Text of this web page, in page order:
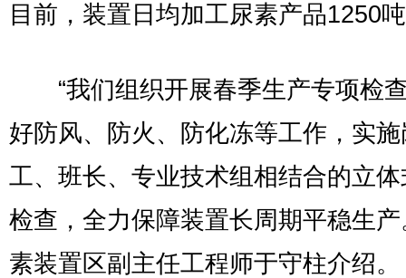
目前，装置日均加工尿素产品1250
“我们组织开展春季生产专项检
好防风、防火、防化冻等工作，实
工、班长、专业技术组相结合的立
检查，全力保障装置长周期平稳生产
素装置区副主任工程师于守柱介绍。